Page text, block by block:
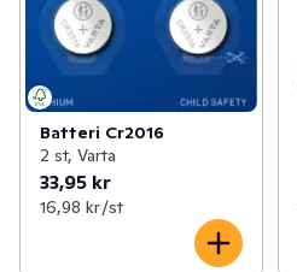
Batteri Cr2016
2 st, Varta
33,95 kr
16,98 kr /st